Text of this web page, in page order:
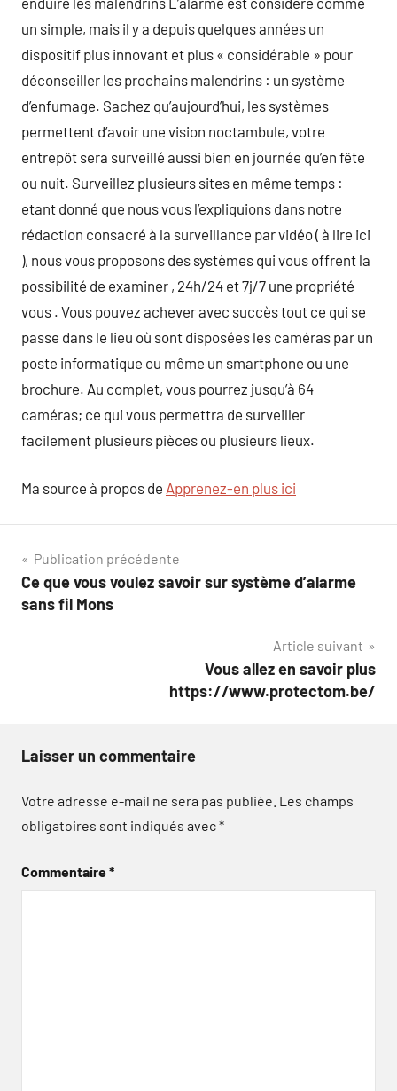
un simple, mais il y a depuis quelques années un
dispositif plus innovant et plus « considérable » pour
déconseiller les prochains malendrins : un système
d’enfumage. Sachez qu’aujourd’hui, les systèmes
permettent d’avoir une vision noctambule, votre
entrepôt sera surveillé aussi bien en journée qu’en fête
ou nuit. Surveillez plusieurs sites en même temps :
etant donné que nous vous l’expliquions dans notre
rédaction consacré à la surveillance par vidéo ( à lire ici
), nous vous proposons des systèmes qui vous offrent la
possibilité de examiner , 24h/24 et 7j/7 une propriété
vous . Vous pouvez achever avec succès tout ce qui se
passe dans le lieu où sont disposées les caméras par un
poste informatique ou même un smartphone ou une
brochure. Au complet, vous pourrez jusqu’à 64
caméras; ce qui vous permettra de surveiller
facilement plusieurs pièces ou plusieurs lieux.
Ma source à propos de Apprenez-en plus ici
Navigation
de
Publication précédente
Ce que vous voulez savoir sur système d’alarme
sans fil Mons
Article suivant
Vous allez en savoir plus
https://www.protectom.be/
Laisser un commentaire
Votre adresse e-mail ne sera pas publiée. Les champs
obligatoires sont indiqués avec*
Commentaire*